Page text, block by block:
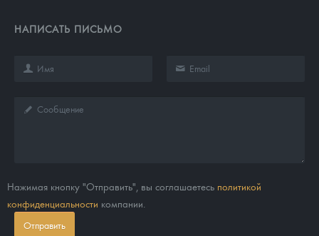
НАПИСАТЬ ПИСЬМО
Нажимая кнопку "Отправить", вы соглашаетесь политикой
конфиденциальности компании.
Отправить